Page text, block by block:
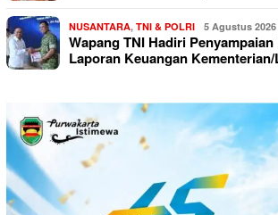
NUSANTARA, TNI & POLRI 5 Agustus 2026
Wapang TNI Hadiri
Laporan Keuangan Kementerian/